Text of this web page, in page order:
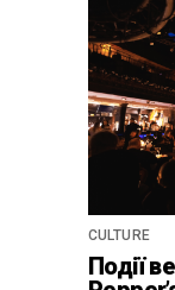
CULTURE
Події